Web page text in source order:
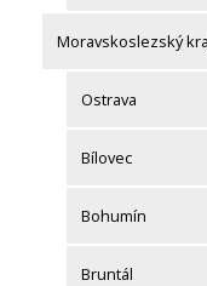
Moravskoslezský
Ostrava
Bílovec
Bohumín
Bruntál